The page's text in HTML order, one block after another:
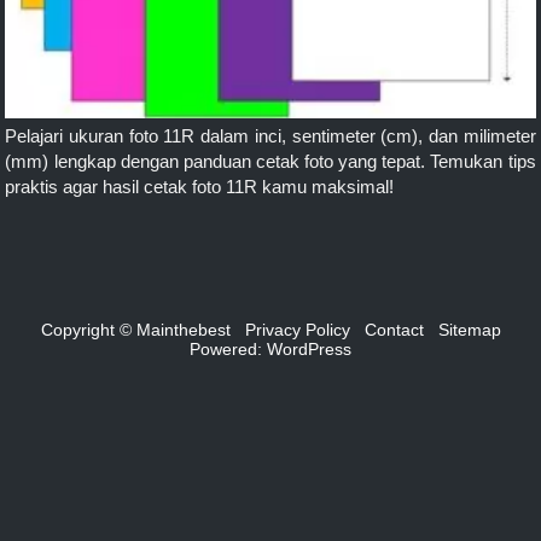
Pelajari ukuran foto 11R dalam inci, sentimeter (cm), dan milimeter
(mm) lengkap dengan panduan cetak foto yang tepat. Temukan tips
praktis agar hasil cetak foto 11R kamu maksimal!
Copyright © Mainthebest Privacy Policy Contact
Sitemap
Powered: WordPress